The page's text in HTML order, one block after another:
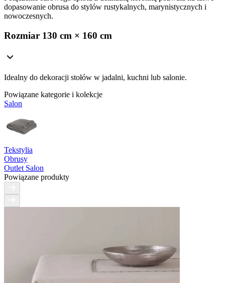
dopasowanie obrusa do stylów rustykalnych, marynistycznych i
nowoczesnych.
Rozmiar 130 cm × 160 cm
Idealny do dekoracji stołów w jadalni, kuchni lub salonie.
Powiązane kategorie i kolekcje
Salon
Tekstylia
Obrusy
Outlet Salon
Powiązane produkty